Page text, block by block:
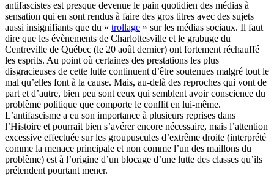
antifascistes est presque devenue le pain quotidien des médias à
sensation qui en sont rendus à faire des gros titres avec des sujets
aussi insignifiants que du « trollage » sur les médias sociaux. Il faut
dire que les évènements de Charlottesville et le grabuge du
Centreville de Québec (le 20 août dernier) ont fortement réchauffé
les esprits. Au point où certaines des prestations les plus
disgracieuses de cette lutte continuent d’être soutenues malgré tout le
mal qu’elles font à la cause. Mais, au-delà des reproches qui vont de
part et d’autre, bien peu sont ceux qui semblent avoir conscience du
problème politique que comporte le conflit en lui-même.
L’antifascisme a eu son importance à plusieurs reprises dans
l’Histoire et pourrait bien s’avérer encore nécessaire, mais l’attention
excessive effectuée sur les groupuscules d’extrême droite (interprété
comme la menace principale et non comme l’un des maillons du
problème) est à l’origine d’un blocage d’une lutte des classes qu’ils
prétendent pourtant mener.